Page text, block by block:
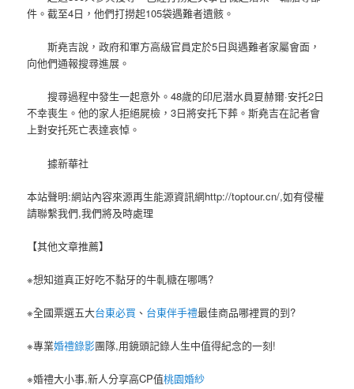
件。截至4日，他們打撈起105袋遇難者遺骸。
斯堯吉說，政府和軍方高級官員定於5日與遇難者家屬會面，
向他們通報搜尋進展。
搜尋過程中發生一起意外。48歲的印尼潜水員夏赫爾·安托2日
不幸喪生。他的家人拒絕屍檢，3日將安托下葬。斯堯吉在記者會
上對安托死亡表達哀悼。
據新華社
本站聲明:網站內容來源再生能源資訊網http://toptour.cn/,如有侵權
請聯繫我們,我們將及時處理
【其他文章推薦】
※想知道真正好吃不黏牙的牛軋糖在哪嗎?
※全國票選五大台東必買 、 台東伴手禮最佳商品哪裡買的到?
※專業婚禮錄影團隊,用鏡頭記錄人生中值得紀念的一刻!
※婚禮大小事,新人分享高CP值桃園婚紗